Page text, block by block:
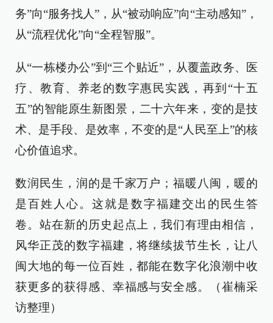
务”向“服务找人”，从“被动响应”向“主动感知”，
从“流程优化”向“全程智服”。
从“一栋楼办公”到“三个贴近”，从覆盖政务、医
疗、教育、养老的数字惠民实践，再到“十五
五”的智能原生新图景，二十六年来，变的是技
术、是手段、是效率，不变的是“人民至上”的核
心价值追求。
数润民生，润的是千家万户；福暖八闽，暖的
是百姓人心。这就是数字福建交出的民生答
卷。站在新的历史起点上，我们有理由相信，
风华正茂的数字福建，将继续拔节生长，让八
闽大地的每一位百姓，都能在数字化浪潮中收
获更多的获得感、幸福感与安全感。（崔楠采
访整理）